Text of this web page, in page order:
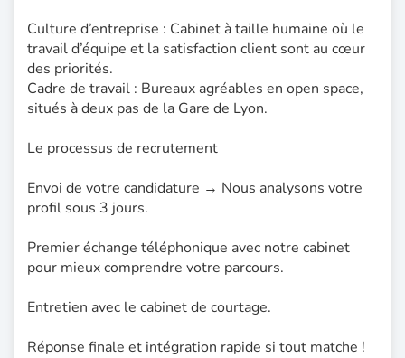
Culture d’entreprise : Cabinet à taille humaine où le
travail d’équipe et la satisfaction client sont au cœur
des priorités.
Cadre de travail : Bureaux agréables en open space,
situés à deux pas de la Gare de Lyon.
Le processus de recrutement
Envoi de votre candidature → Nous analysons votre
profil sous 3 jours.
Premier échange téléphonique avec notre cabinet
pour mieux comprendre votre parcours.
Entretien avec le cabinet de courtage.
Réponse finale et intégration rapide si tout matche !